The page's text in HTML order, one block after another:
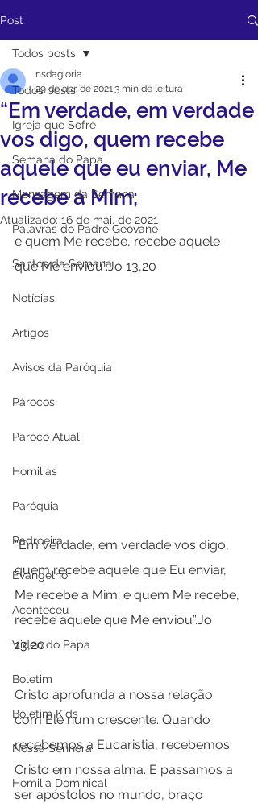
Post
Todos posts
Igreja que Sofre
Semana do Papa
Mensagem da Semana
Palavras do Padre Geovane
Santos da Semana
Notícias
Artigos
Avisos da Paróquia
Párocos
Pároco Atual
Homilias
Paróquia
Padroeira
Evangelho
Aconteceu
Video do Papa
Boletim
Boletim Kids
Nossa Senhora
Homilia Dominical
Todos posts
“Em verdade, em verdade
vos digo, quem recebe
aquele que eu enviar, Me
recebe a Mim;
nsdagloria
29 de abr. de 20213 min de leitura
Atualizado: 16 de mai. de 2021
e quem Me recebe, recebe aquele
que Me enviou”.Jo 13,20
“Em verdade, em verdade vos digo,
quem recebe aquele que Eu enviar,
Me recebe a Mim; e quem Me recebe,
recebe aquele que Me enviou”.Jo
13,20
Cristo aprofunda a nossa relação
com Ele num crescente. Quando
recebemos a Eucaristia, recebemos
Cristo em nossa alma. E passamos a
ser apóstolos no mundo, braço